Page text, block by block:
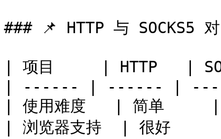
### 📌 HTTP 与 SOCKS5
| 项目     | HTTP   |
| ------ | ------ |
| 使用难度   | 简单
| 浏览器支持  | 很好